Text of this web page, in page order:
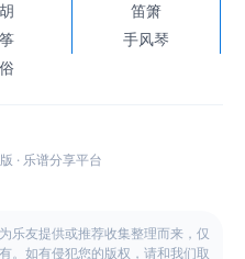
笛箫
手风琴
· 乐谱分享平台
乐友提供或推荐收集整理而来，仅
。如有侵犯您的版权，请和我们取